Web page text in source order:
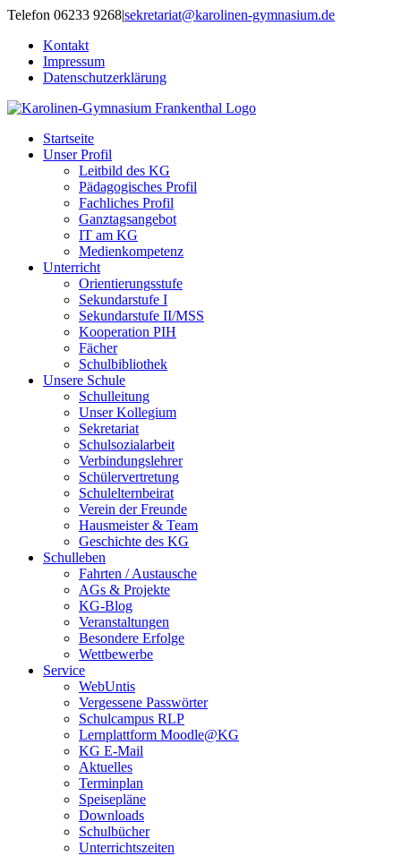
Zum
springen
Telefon 06233 9268|sekretariat@karolinen-gymnasium.de
Kontakt
Impressum
Datenschutzerklärung
Startseite
Unser Profil
Leitbild des KG
Pädagogisches Profil
Fachliches Profil
Ganztagsangebot
IT am KG
Medienkompetenz
Unterricht
Orientierungsstufe
Sekundarstufe I
Sekundarstufe II/MSS
Kooperation PIH
Fächer
Schulbibliothek
Unsere Schule
Schulleitung
Unser Kollegium
Sekretariat
Schulsozialarbeit
Verbindungslehrer
Schülervertretung
Schulelternbeirat
Verein der Freunde
Hausmeister & Team
Geschichte des KG
Schulleben
Fahrten / Austausche
AGs & Projekte
KG-Blog
Veranstaltungen
Besondere Erfolge
Wettbewerbe
Service
WebUntis
Vergessene Passwörter
Schulcampus RLP
Lernplattform Moodle@KG
KG E-Mail
Aktuelles
Terminplan
Speisepläne
Downloads
Schulbücher
Unterrichtszeiten